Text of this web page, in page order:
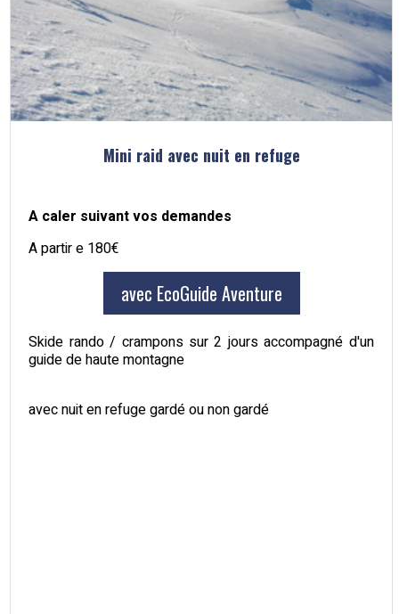
Mini raid avec nuit en refuge
A caler suivant vos demandes
A partir e 180€
avec EcoGuide Aventure
Skide rando / crampons sur 2 jours accompagné d'un
guide de haute montagne
avec nuit en refuge gardé ou non gardé